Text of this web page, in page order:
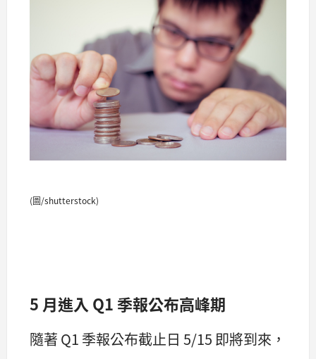
(圖/shutterstock)
5 月進入 Q1 季報公布高峰期
隨著 Q1 季報公布截止日 5/15 即將到來，